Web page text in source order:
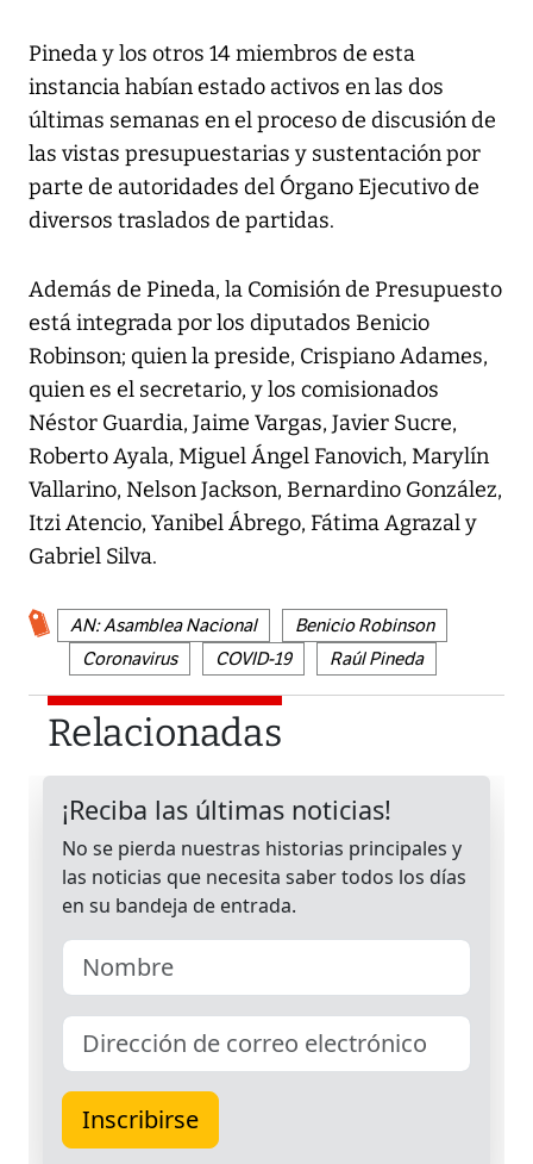
Pineda y los otros 14 miembros de esta
instancia habían estado activos en las dos
últimas semanas en el proceso de discusión de
las vistas presupuestarias y sustentación por
parte de autoridades del Órgano Ejecutivo de
diversos traslados de partidas.
Además de Pineda, la Comisión de Presupuesto
está integrada por los diputados Benicio
Robinson; quien la preside, Crispiano Adames,
quien es el secretario, y los comisionados
Néstor Guardia, Jaime Vargas, Javier Sucre,
Roberto Ayala, Miguel Ángel Fanovich, Marylín
Vallarino, Nelson Jackson, Bernardino González,
Itzi Atencio, Yanibel Ábrego, Fátima Agrazal y
Gabriel Silva.
AN: Asamblea Nacional
Benicio Robinson
Coronavirus
COVID-19 Raúl Pineda
Relacionadas